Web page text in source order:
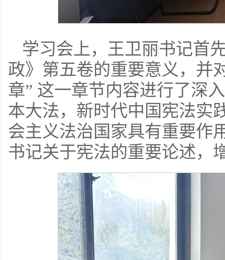
学习会上，王卫丽书记首
政》第五卷的重要意义，并
章” 这一章节内容进行了深
本大法，新时代中国宪法实
会主义法治国家具有重要作
书记关于宪法的重要论述，